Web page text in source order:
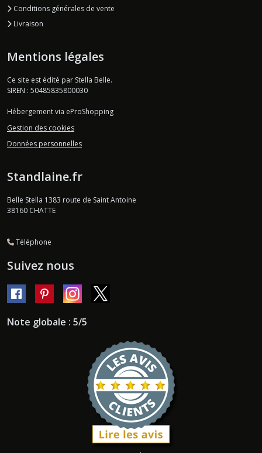
Conditions générales de vente
Livraison
Mentions légales
Ce site est édité par Stella Belle.
SIREN : 50485835800030
Hébergement via eProShopping
Gestion des cookies
Données personnelles
Standlaine.fr
Belle Stella 1383 route de Saint Antoine
38160 CHATTE
Téléphone
Suivez nous
Note globale : 5/5